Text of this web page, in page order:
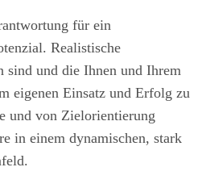
für ein
Realistische
sind und die Ihnen und Ihrem
eigenen Einsatz und Erfolg zu
und von Zielorientierung
in einem dynamischen, stark